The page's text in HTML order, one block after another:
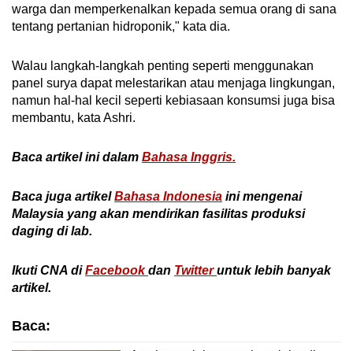
warga dan memperkenalkan kepada semua orang di sana
tentang pertanian hidroponik," kata dia.
Walau langkah-langkah penting seperti menggunakan
panel surya dapat melestarikan atau menjaga lingkungan,
namun hal-hal kecil seperti kebiasaan konsumsi juga bisa
membantu, kata Ashri.
Baca artikel ini dalam Bahasa Inggris.
Baca juga artikelBahasa Indonesia ini mengenai
Malaysia yang akan mendirikan fasilitas produksi
daging di lab.
Ikuti CNA diFacebookdan Twitteruntuk lebih banyak
artikel.
Baca: